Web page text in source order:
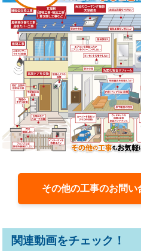
その他の工事のお問
関連動画をチェック！